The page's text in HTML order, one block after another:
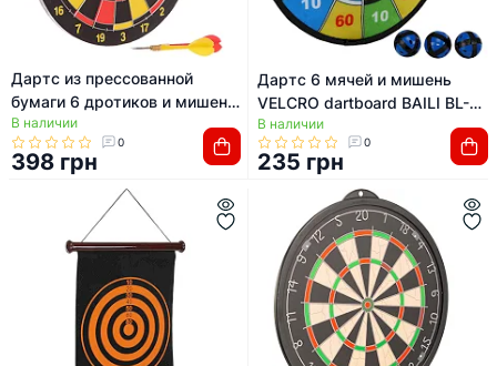
Дартс из прессованной
бумаги 6 дротиков и мишень
BAILI BL-62325 12"х1/2"
(30х1,3см)
В наличии
0
398 грн
Дартс 6 мячей и мишень
VELCRO dartboard BAILI BL-
603 30cм
В наличии
0
235 грн